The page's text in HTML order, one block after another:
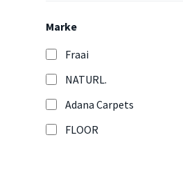
Marke
Fraai
NATURL.
Adana Carpets
FLOOR